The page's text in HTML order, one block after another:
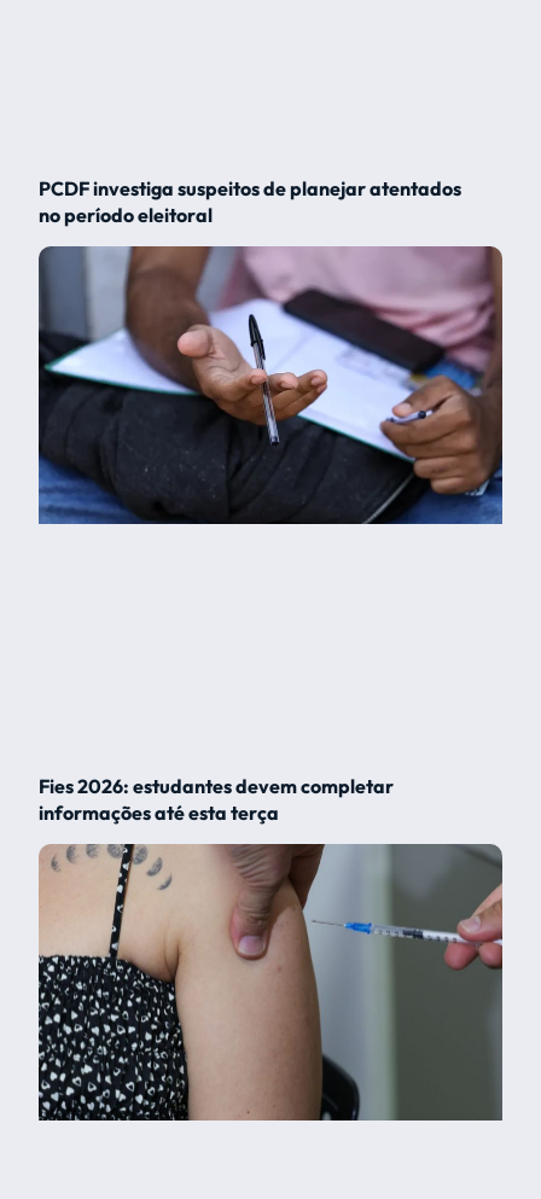
PCDF investiga suspeitos de planejar atentados
no período eleitoral
Fies 2026: estudantes devem completar
informações até esta terça